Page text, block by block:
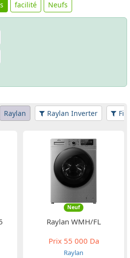
facilité Neufs
Raylan Raylan Inverter
Neuf
Raylan WMH/FL
Prix55 000 Da
Raylan